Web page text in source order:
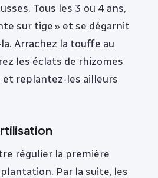
Tous les 3 ou 4 ans,
sur tige » et se dégarnit
Arrachez la touffe au
les éclats de rhizomes
et replantez-les ailleurs
régulier la première
Par la suite, les